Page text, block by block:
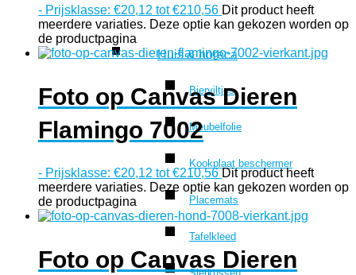
Huis & horeca
Bierviltjes
Meubelfolie
Kookplaat beschermer
Placemats
Tafelkleed
- Prijsklasse: €20,12 tot €210,56 Dit product heeft
meerdere variaties. Deze optie kan gekozen worden op
de productpagina
Foto op Canvas Dieren
Flamingo 7002
- Prijsklasse: €20,12 tot €210,56 Dit product heeft
meerdere variaties. Deze optie kan gekozen worden op
de productpagina
Foto op Canvas Dieren